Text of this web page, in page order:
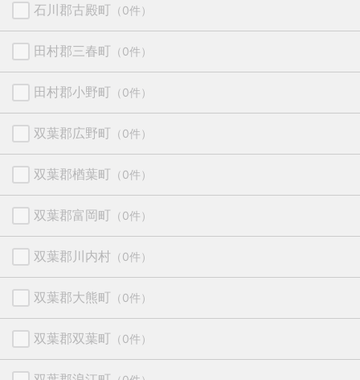
石川郡古殿町 （0件）
田村郡三春町 （0件）
田村郡小野町 （0件）
双葉郡広野町 （0件）
双葉郡楢葉町 （0件）
双葉郡富岡町 （0件）
双葉郡川内村 （0件）
双葉郡大熊町 （0件）
双葉郡双葉町 （0件）